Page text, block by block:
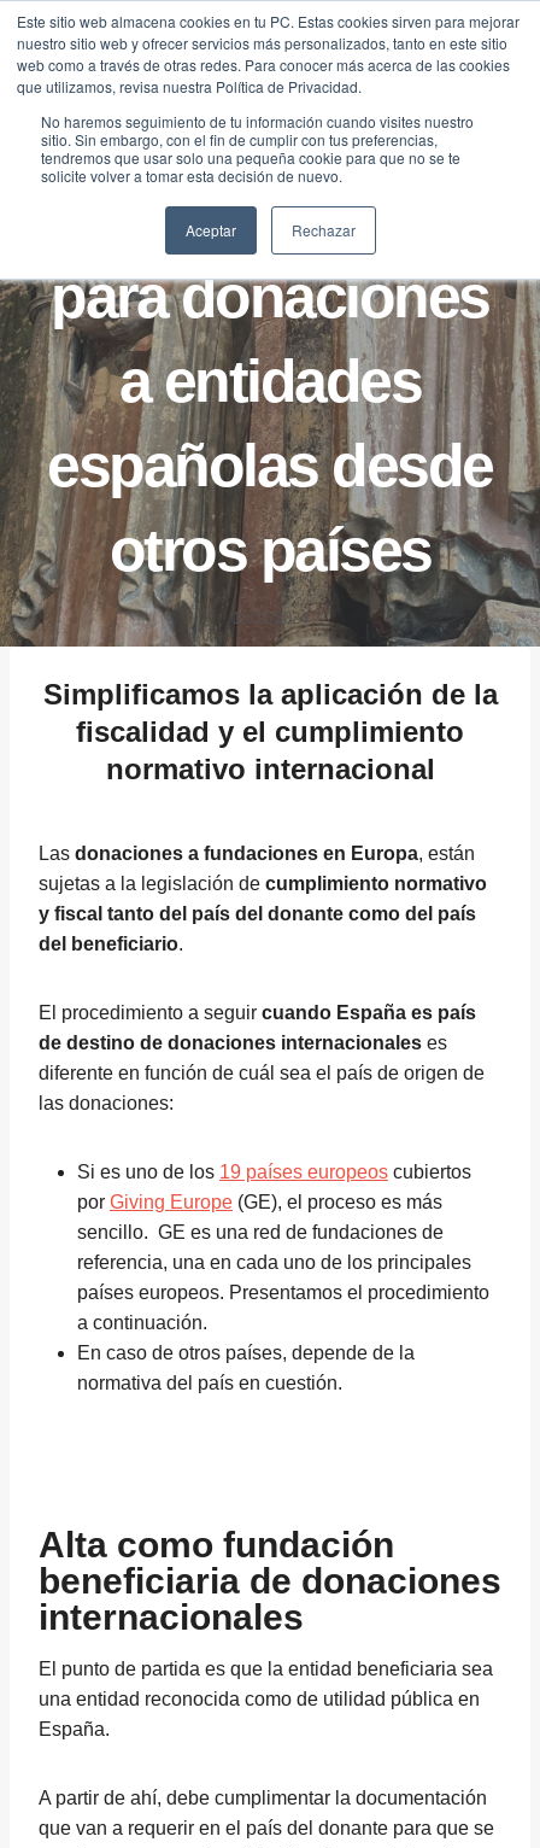
Este sitio web almacena cookies en tu PC. Estas cookies sirven para mejorar
nuestro sitio web y ofrecer servicios más personalizados, tanto en este sitio
web como a través de otras redes. Para conocer más acerca de las cookies
que utilizamos, revisa nuestra Política de Privacidad.
No haremos seguimiento de tu información cuando visites nuestro
sitio. Sin embargo, con el fin de cumplir con tus preferencias,
tendremos que usar solo una pequeña cookie para que no se te
solicite volver a tomar esta decisión de nuevo.
Aceptar Rechazar
Saltar
contenido
FILANTROPÍA NOTICIAS
Procedimiento
para donaciones
a entidades
españolas desde
otros países
18/11/2024
Simplificamos la aplicación de la
fiscalidad y el cumplimiento
normativo internacional
Las donaciones a fundaciones en Europa, están
sujetas a la legislación de cumplimiento normativo
y fiscal tanto del país del donante como del país
del beneficiario.
El procedimiento a seguir cuando España es país
de destino de donaciones internacionales es
diferente en función de cuál sea el país de origen de
las donaciones:
Si es uno de los 19 países europeos cubiertos
por Giving Europe (GE), el proceso es más
sencillo. GE es una red de fundaciones de
referencia, una en cada uno de los principales
países europeos. Presentamos el procedimiento
a continuación.
En caso de otros países, depende de la
normativa del país en cuestión.
Alta como fundación
beneficiaria de donaciones
internacionales
El punto de partida es que la entidad beneficiaria sea
una entidad reconocida como de utilidad pública en
España.
A partir de ahí, debe cumplimentar la documentación
que van a requerir en el país del donante para que se
Traducir »